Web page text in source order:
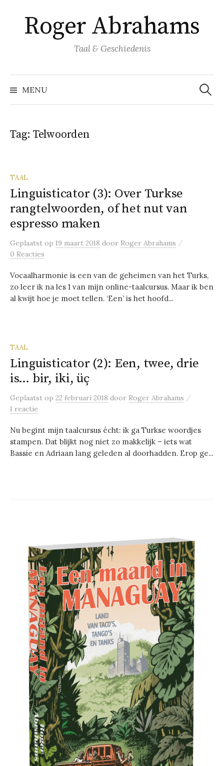
inhoud
springen
Roger Abrahams
Taal & Geschiedenis
MENU
Zoeken
naar:
Tag: Telwoorden
TAAL
Linguisticator (3): Over Turkse
rangtelwoorden, of het nut van
espresso maken
Geplaatst op 19 maart 2018 door Roger Abrahams /
0 Reacties
Vocaalharmonie is een van de geheimen van het Turks,
zo leer ik na les 1 van mijn online-taalcursus. Maar ik ben
al kwijt hoe je moet tellen. ‘Een’ is het hoofd...
TAAL
Linguisticator (2): Een, twee, drie
is… bir, iki, üç
Geplaatst op 22 februari 2018 door Roger Abrahams /
1 reactie
Nu begint mijn taalcursus écht: ik ga Turkse woordjes
stampen. Dat blijkt nog niet zo makkelijk – iets wat
Bassie en Adriaan lang geleden al doorhadden. Erop ge...